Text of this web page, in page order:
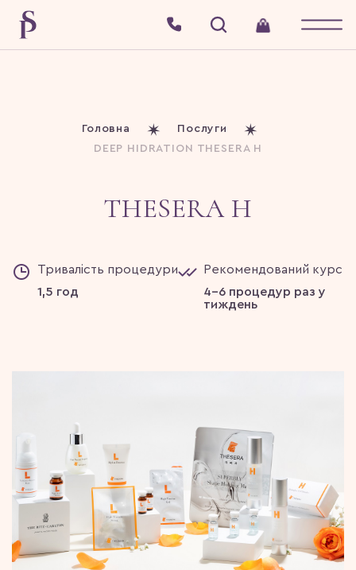
Головна
Послуги
DEEP HIDRATION THESERA H
THESERA H
Тривалість процедури
1,5 год
Рекомендований курс
4-6 процедур раз у
тиждень